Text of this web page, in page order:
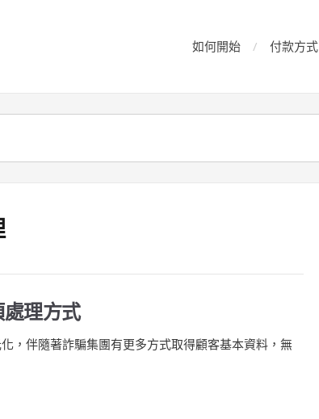
如何開始 付款方式
理方式
，伴隨著詐騙集團有更多方式取得顧客基本資料，無